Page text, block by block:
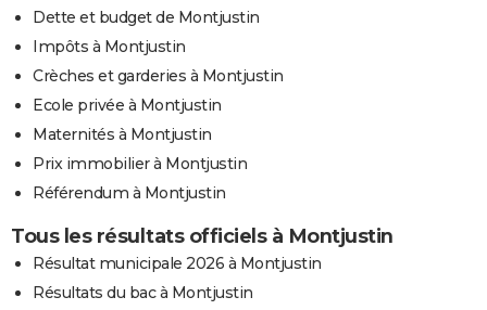
Dette et budget de Montjustin
Impôts à Montjustin
Crèches et garderies à Montjustin
Ecole privée à Montjustin
Maternités à Montjustin
Prix immobilier à Montjustin
Référendum à Montjustin
Tous les résultats officiels à Montjustin
Résultat municipale 2026 à Montjustin
Résultats du bac à Montjustin